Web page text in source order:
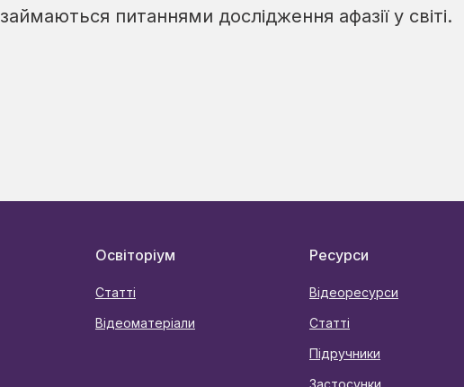
займаються питаннями дослідження афазії у світі.
Освіторіум
Статті
Відеоматеріали
Ресурси
Відеоресурси
Статті
Підручники
Застосунки